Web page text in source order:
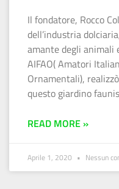
Il fondatore, Rocco
dell’industria
amante degli animali
AIFAO( Amatori
Ornamentali),
questo giardino
READ MORE »
Aprile 1, 2020 Nessun